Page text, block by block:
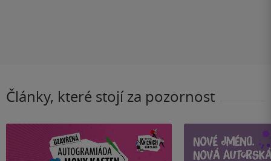
Články, které stojí za pozornost